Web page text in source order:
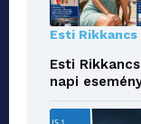
Esti Rikkancs
Esti
napi